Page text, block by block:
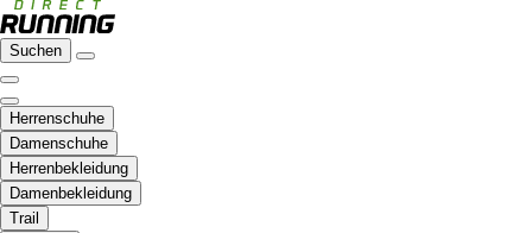
Suchen
Herrenschuhe
Damenschuhe
Herrenbekleidung
Damenbekleidung
Trail